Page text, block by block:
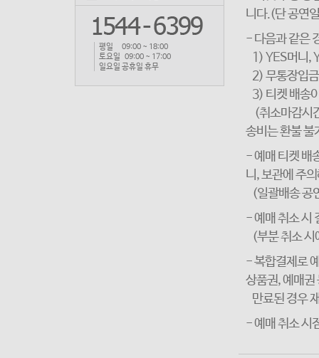
평일 09:00 ~ 18:00
토요일 09:00 ~ 17:00
일요일 공휴일 휴무
니다.(단 공연
- 다음과 같은
1) YES머니,
2) 무통장입
3) 티켓 배송
(취소마감시
송비는 환불 불
- 예매 티켓 배
니, 보관에 주
(일괄배송 공
- 예매 취소 시
(부분 취소 시
- 복합결제로
상품권, 예매권
만료된 경우
- 예매 취소 시